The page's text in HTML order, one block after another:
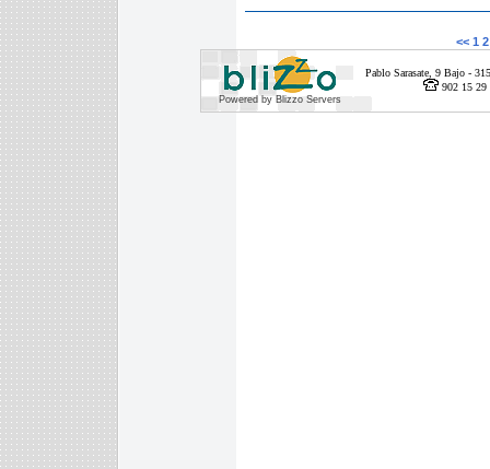
<< 1 2
Powered by Blizzo Servers
Pablo Sarasate, 9 Bajo -
902 15 29